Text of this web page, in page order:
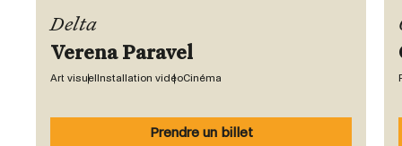
Delta
Verena Paravel
Art visuel Installation vidéoCinéma
Prendre un billet